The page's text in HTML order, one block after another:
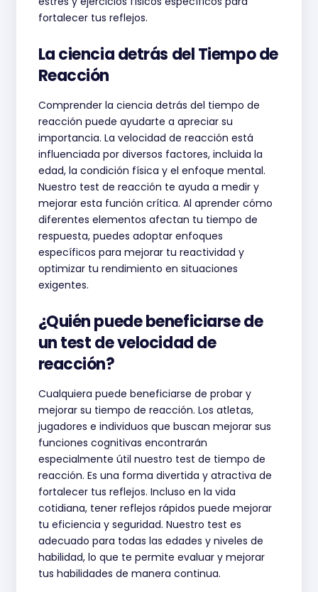
fortalecer tus reflejos.
La ciencia detrás del Tiempo de
Reacción
Comprender la ciencia detrás del tiempo de
reacción puede ayudarte a apreciar su
importancia. La velocidad de reacción está
influenciada por diversos factores, incluida la
edad, la condición física y el enfoque mental.
Nuestro test de reacción te ayuda a medir y
mejorar esta función crítica. Al aprender cómo
diferentes elementos afectan tu tiempo de
respuesta, puedes adoptar enfoques
específicos para mejorar tu reactividad y
optimizar tu rendimiento en situaciones
exigentes.
¿Quién puede beneficiarse de
un test de velocidad de
reacción?
Cualquiera puede beneficiarse de probar y
mejorar su tiempo de reacción. Los atletas,
jugadores e individuos que buscan mejorar sus
funciones cognitivas encontrarán
especialmente útil nuestro test de tiempo de
reacción. Es una forma divertida y atractiva de
fortalecer tus reflejos. Incluso en la vida
cotidiana, tener reflejos rápidos puede mejorar
tu eficiencia y seguridad. Nuestro test es
adecuado para todas las edades y niveles de
habilidad, lo que te permite evaluar y mejorar
tus habilidades de manera continua.